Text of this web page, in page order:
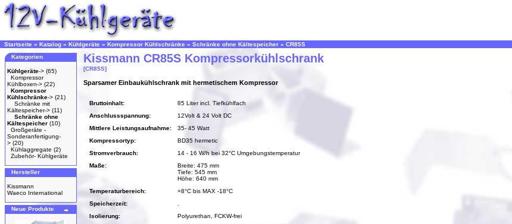
Startseite » Katalog » Kühlgeräte » Kompressor Kühlschränke » Schränke ohne Kältespeicher » CR85S
Kategorien
Kühlgeräte-> (65)
Kompressor
Kühlboxen-> (22)
Kompressor
Kühlschränke-> (21)
Schränke mit
Kältespeicher-> (11)
Schränke ohne
Kältespeicher (10)
Großgeräte -
Sonderanfertigung-
> (20)
Kühlaggregate (2)
Zubehör- Kühlgeräte
Hersteller
Kissmann
Waeco International
Neue Produkte
Kissmann CR85S Kompressorkühlschrank
[CR85S]
Sparsamer Einbaukühlschrank mit hermetischem Kompressor
Bruttoinhalt:
85 Liter incl. Tiefkühlfach
Anschlussspannung:
12Volt & 24 Volt DC
Mittlere Leistungsaufnahme:
35- 45 Watt
Kompressortyp:
BD35 hermetic
Stromverbrauch:
14 - 16 W/h bei 32°C Umgebungstemperatur
Maße:
Breite: 475 mm
Tiefe: 545 mm
Höhe: 640 mm
Temperaturbereich:
+8°C bis MAX -18°C
Speicherzeit:
Isolierung:
Polyurethan, FCKW-frei